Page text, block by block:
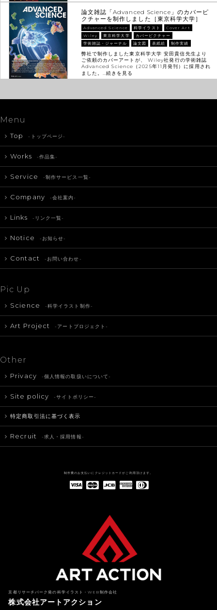
論文雑誌「Advanced Science」のカバーピ
クチャーを制作しました［東京科学大学］
Advanced Science 科学イラスト
Cover Art
Wiley
東京科学大学
カバーピクチャー
学術雑誌・ジャーナル
論文図 表紙絵 制作実績
弊社で制作しました東京科学大学 安田貴信先生より
ご依頼のカバーアートが、 Wiley社発行の学術雑誌
Advanced Science（2025年11月発刊）に採用され
ました。…続きを見る
Menu
Top -トップページ-
Works -作品集-
Service -制作サービス一覧-
Company -会社案内-
Links -リンク一覧-
Notice -お知らせ-
Contact -お問い合わせ-
Pic Up
Science -科学イラスト制作-
Art Project -アートプロジェクト-
Other
Privacy -個人情報の取扱いについて-
Site policy -サイトポリシー-
特定商取引法に基づく表示
Recruit -求人・採用情報-
制作費のお支払いにクレジットカードがご利用頂けます。
京都リサーチパーク発の科学イラスト・WEB制作会社
株式会社アートアクション